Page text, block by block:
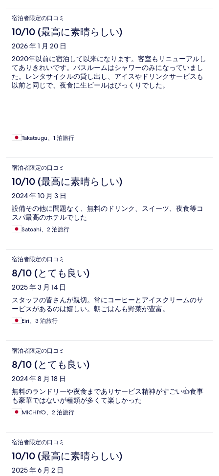
宿泊者限定の口コミ
10/10 (最高に素晴らしい)
2026 年 1 月 20 日
2020年以前に宿泊して以来になります。客室もリニューアルし
てありきれいです。バスルームはシャワーのみになっていまし
た。レンタサイクルの貸し出し、アイスやドリンクサービスも
以前と同じで、夜食に生ビールはびっくりでした。
Takatsugu、1 泊旅行
宿泊者限定の口コミ
10/10 (最高に素晴らしい)
2024 年 10 月 3 日
設備その他に問題なく、無料のドリンク、スイーツ、夜食等コ
スパ最高のホテルでした
Satoahi、2 泊旅行
宿泊者限定の口コミ
8/10 (とても良い)
2025 年 3 月 14 日
スタッフの皆さんが親切。常にコーヒーとアイスクリームのサ
ービスがあるのは嬉しい。朝ごはんも野菜が豊富。
Eiri、3 泊旅行
宿泊者限定の口コミ
8/10 (とても良い)
2024 年 8 月 18 日
無料のランドリーや夜食までありサービス精神がすごい👍食事
も豪華ではないが種類が多くて楽しかった
MICHIYO、2 泊旅行
宿泊者限定の口コミ
10/10 (最高に素晴らしい)
2025 年 6 月 2 日